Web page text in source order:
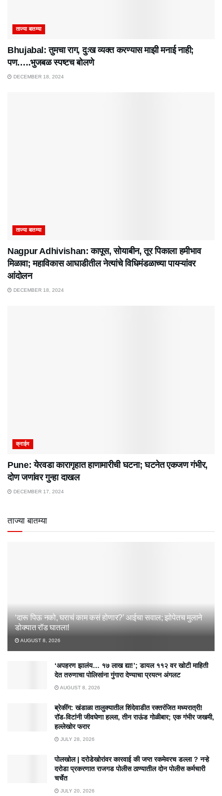
ताज्या बातम्या
Bhujabal: तुमचा राग, दुःख व्यक्त करण्यास माझी मनाई नाही;
पण…..भुजबळ स्पष्टच बोलणे
DECEMBER 18, 2024
ताज्या बातम्या
Nagpur Adhivishan: कापूस, सोयाबीन, तूर पिकाला हमीभाव
मिळावा; महाविकास आघाडीतील नेत्यांचे विधिमंडळाच्या पायऱ्यांवर
आंदोलन
DECEMBER 18, 2024
क्राईम
Pune: येरवडा कारागृहात हाणामारीची घटना; घटनेत एकजण गंभीर,
दोण जणांवर गुन्हा दाखल
DECEMBER 17, 2024
ताज्या बातम्या
‘दारू पिऊ नको, घराचं काम कसं होणार?’ आईचा सवाल; झोपेतच मुलाने
डोक्यात रॉड घातला!
AUGUST 8, 2026
‘अपहरण झालंय… १७ लाख द्या!’; डायल ११२ वर खोटी माहिती
देत तरुणाचा पोलिसांना गुंगारा देण्याचा प्रयत्न अंगलट
AUGUST 8, 2026
ब्रेकींग: खंडाळा तालुक्यातील शिंदेवाडीत रक्तरंजित मध्यरात्री!
रॉड-विटांनी जीवघेणा हल्ला, तीन राऊंड गोळीबार; एक गंभीर जखमी,
हल्लेखोर फरार
JULY 28, 2026
पोलखोल | दरोडेखोरांवर कारवाई की जप्त रकमेवरच डल्ला ? नऱ्हे
दरोडा प्रकरणात राजगड पोलीस ठाण्यातील दोन पोलीस कर्मचारी
चर्चेत
JULY 20, 2026